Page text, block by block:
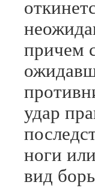
причем
удар
ноги
вид